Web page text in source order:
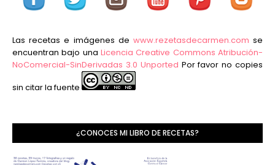
Las recetas e imágenes de www.rezetasdecarmen.com se
encuentran bajo una Licencia Creative Commons Atribución-
NoComercial-SinDerivadas 3.0 Unported Por favor no copies
sin citar la fuente
¿CONOCES MI LIBRO DE RECETAS?